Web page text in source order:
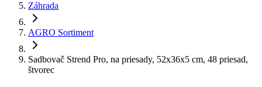
Záhrada
AGRO Sortiment
Sadbovač Strend Pro, na priesady, 52x36x5 cm, 48 priesad,
štvorec